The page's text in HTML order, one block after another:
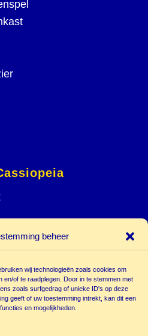
beheer
wij technologieën zoals cookies om
en/of te raadplegen. Door in te stemmen met
zoals surfgedrag of unieke ID's op deze
geeft of uw toestemming intrekt, kan dit een
en mogelijkheden.